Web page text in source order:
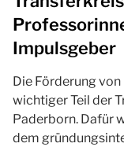
Impulsgeber
Die Förderung
wichtiger Teil der
Paderborn. Dafür
dem